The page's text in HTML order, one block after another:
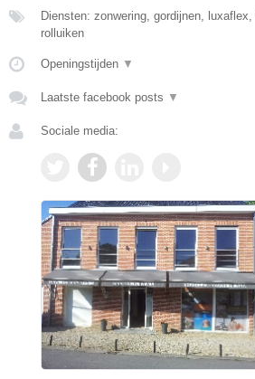
Diensten: zonwering, gordijnen,
rolluiken
Openingstijden ▼
Laatste facebook posts ▼
Sociale media: